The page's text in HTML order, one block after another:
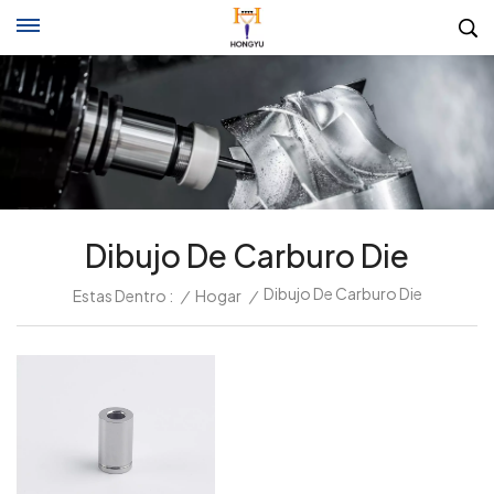
Dibujo De Carburo Die
Estas Dentro : / Hogar / Dibujo De Carburo Die